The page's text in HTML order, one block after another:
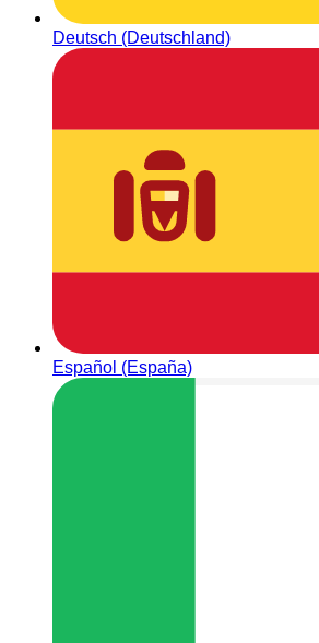
Deutsch (Deutschland)
Español (España)